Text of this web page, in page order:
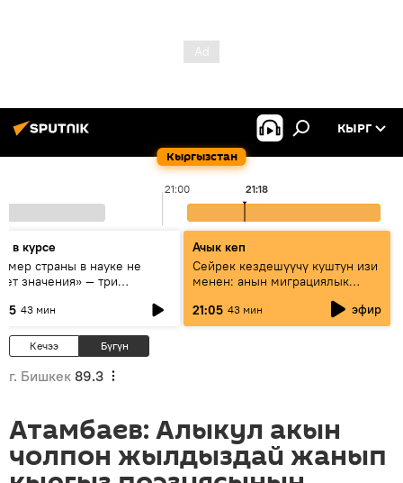
Кыргызстан
КЫРГ
21:00 21:18
в курсе
страны в науке не
значения» — три
и Кыргызстана в
43 мин
Ачык кеп
Сейрек кездешүүчү куштун изи
менен: анын миграциялык
жолу эмнеден кабар берет?
21:05 43 мин эфир
Кечээ Бүгүн
г. Бишкек 89.3
Атамбаев: Алыкул акын
чолпон жылдыздай жанып